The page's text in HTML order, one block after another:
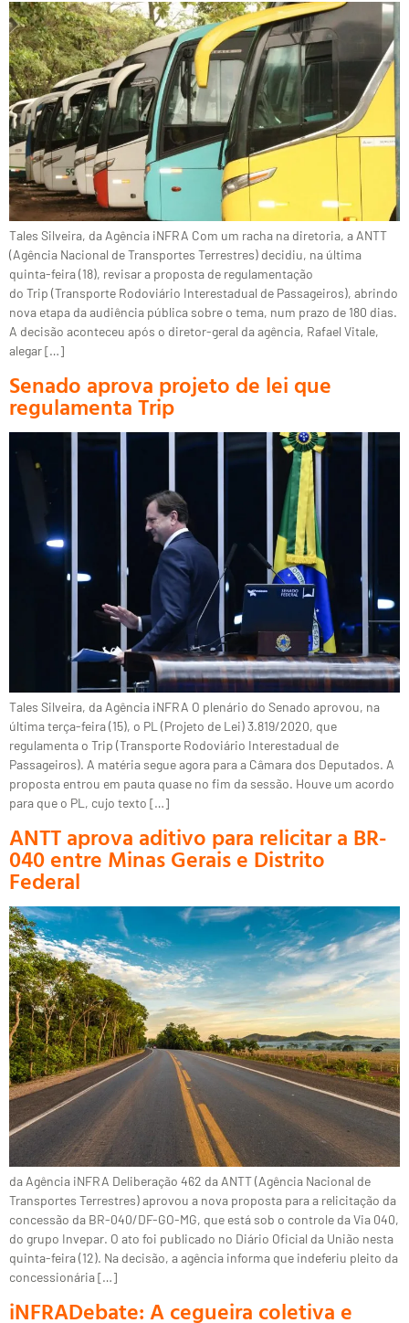
Tales Silveira, da Agência iNFRA Com um racha na diretoria, a ANTT
(Agência Nacional de Transportes Terrestres) decidiu, na última
quinta-feira (18), revisar a proposta de regulamentação
do Trip (Transporte Rodoviário Interestadual de Passageiros), abrindo
nova etapa da audiência pública sobre o tema, num prazo de 180 dias.
A decisão aconteceu após o diretor-geral da agência, Rafael Vitale,
alegar […]
Senado aprova projeto de lei que
regulamenta Trip
Tales Silveira, da Agência iNFRA O plenário do Senado aprovou, na
última terça-feira (15), o PL (Projeto de Lei) 3.819/2020, que
regulamenta o Trip (Transporte Rodoviário Interestadual de
Passageiros). A matéria segue agora para a Câmara dos Deputados. A
proposta entrou em pauta quase no fim da sessão. Houve um acordo
para que o PL, cujo texto […]
ANTT aprova aditivo para relicitar a BR-
040 entre Minas Gerais e Distrito
Federal
da Agência iNFRA Deliberação 462 da ANTT (Agência Nacional de
Transportes Terrestres) aprovou a nova proposta para a relicitação da
concessão da BR-040/DF-GO-MG, que está sob o controle da Via 040,
do grupo Invepar. O ato foi publicado no Diário Oficial da União nesta
quinta-feira (12). Na decisão, a agência informa que indeferiu pleito da
concessionária […]
iNFRADebate: A cegueira coletiva e